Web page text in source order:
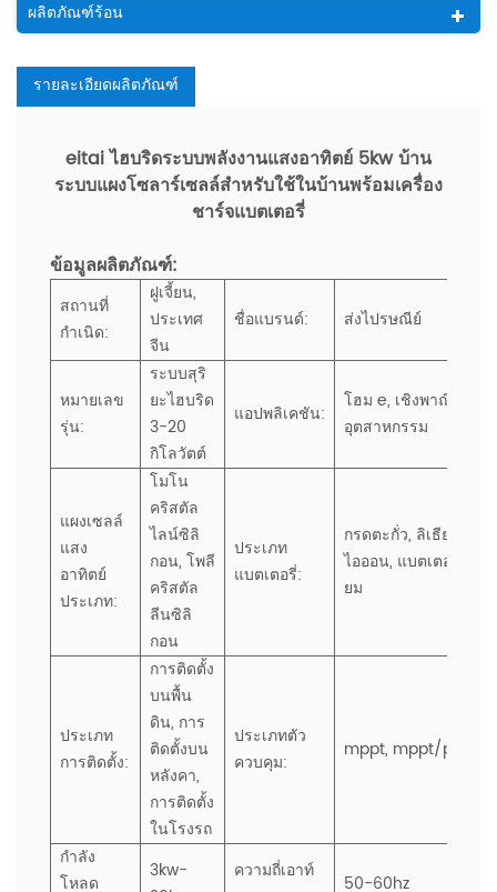
ผลิตภัณฑ์ร้อน
รายละเอียดผลิตภัณฑ์
eitai ไฮบริดระบบพลังงานแสงอาทิตย์ 5kw บ้าน
ระบบแผงโซลาร์เซลล์สำหรับใช้ในบ้านพร้อมเครื่อง
ชาร์จแบตเตอรี่
ข้อมูลผลิตภัณฑ์:
สถานที่
กำเนิด:
ฝูเจี้ยน,
ประเทศ
จีน
ชื่อแบรนด์: ส่งไปรษณีย์
หมายเลข
รุ่น:
ระบบสุริ
ยะไฮบริด
3-20
กิโลวัตต์
แอปพลิเคชัน:
โฮม e, เชิงพาณิชย์,
อุตสาหกรรม
แผงเซลล์
แสง
อาทิตย์
ประเภท:
โมโน
คริสตัล
ไลน์ซิลิ
กอน, โพลี
คริสตัล
ลีนซิลิ
กอน
ประเภท
แบตเตอรี่:
กรดตะกั่ว, ลิเธียม
ไอออน, แบตเตอรี่ลิเธี
ยม
ประเภท
การติดตั้ง:
การติดตั้ง
บนพื้น
ดิน, การ
ติดตั้งบน
หลังคา,
การติดตั้ง
ในโรงรถ
ประเภทตัว
ควบคุม:
mppt, mppt/pmw
กำลัง
โหลด
3kw-
ความถี่เอาท์
50-60hz